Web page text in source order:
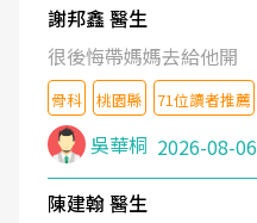
謝邦鑫 醫生
很後悔帶媽媽去給他開
骨科 桃園縣 71位讀者推薦
吳華桐 2026-08-06
陳建翰 醫生